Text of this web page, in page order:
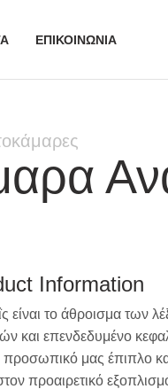
ΕΠΙΚΟΙΝΩΝΙΑ
Information
είναι το άθροισμα των
και επενδεδυμένο
προσωπικό μας έπιπλο
προαιρετικό